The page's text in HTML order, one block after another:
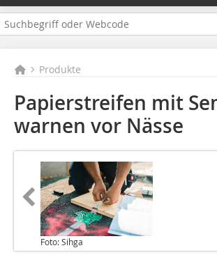
Produkte
Papierstreifen mit
warnen vor Nässe
Foto: Sihga